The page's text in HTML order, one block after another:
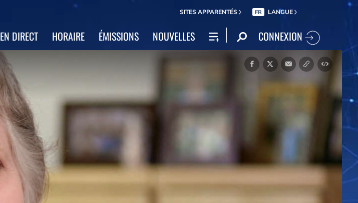
SITES APPARENTÉS FR LANGUE
EN DIRECT HORAIRE ÉMISSIONS NOUVELLES CONNEXION